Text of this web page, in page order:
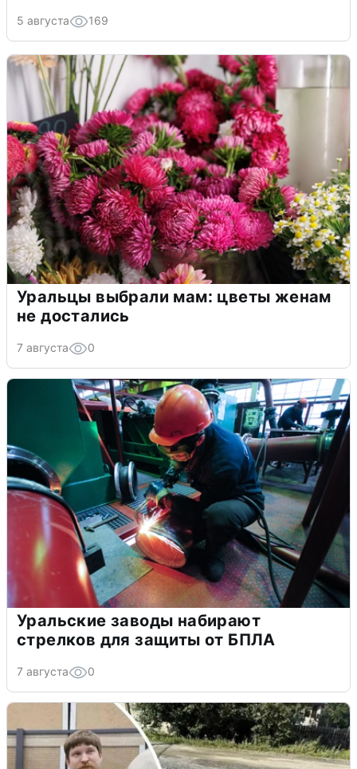
5 августа 169
Уральцы выбрали мам: цветы женам
не достались
7 августа 0
Уральские заводы набирают
стрелков для защиты от БПЛА
7 августа 0